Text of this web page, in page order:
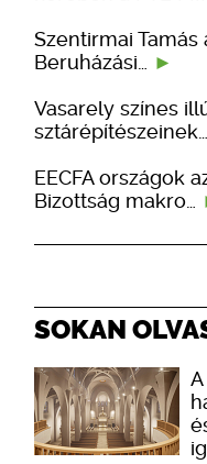
Szentirmai
Beruházási…
Vasarely színes
sztárépítészeinek…
EECFA országok
Bizottság makro…
SOKAN
A